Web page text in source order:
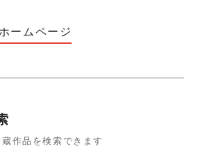
ームページ
作品を検索できます